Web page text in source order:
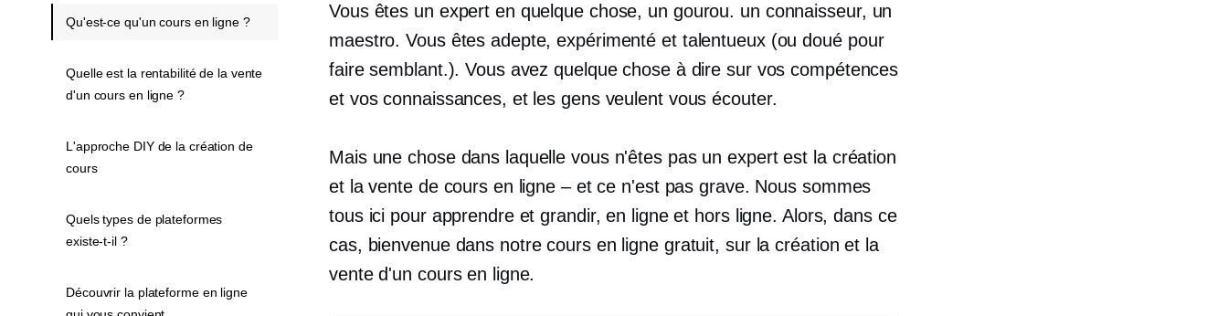
Vous êtes un expert en quelque chose, un gourou. un connaisseur, un
maestro. Vous êtes adepte, expérimenté et talentueux (ou doué pour
faire semblant.). Vous avez quelque chose à dire sur vos compétences
et vos connaissances, et les gens veulent vous écouter.
Mais une chose dans laquelle vous n'êtes pas un expert est la création
et la vente de cours en ligne – et ce n'est pas grave. Nous sommes
tous ici pour apprendre et grandir, en ligne et hors ligne. Alors, dans ce
cas, bienvenue dans notre cours en ligne gratuit, sur la création et la
vente d'un cours en ligne.
Qu'est-ce qu'un cours en ligne ?
Quelle est la rentabilité de la vente
d'un cours en ligne ?
L'approche DIY de la création de
cours
Quels types de plateformes
existe-t-il ?
Découvrir la plateforme en ligne